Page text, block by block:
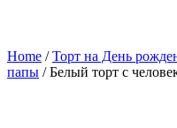
Home /Торт на День
папы / Белый торт с